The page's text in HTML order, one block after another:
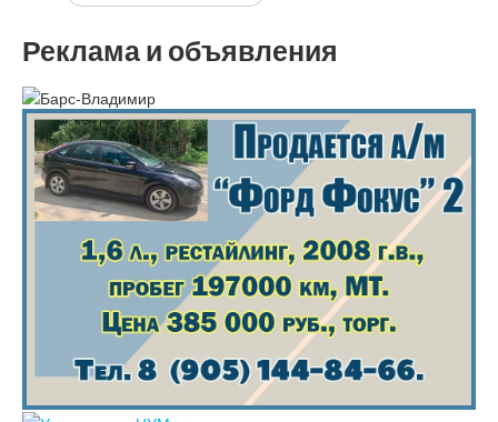
Реклама и объявления